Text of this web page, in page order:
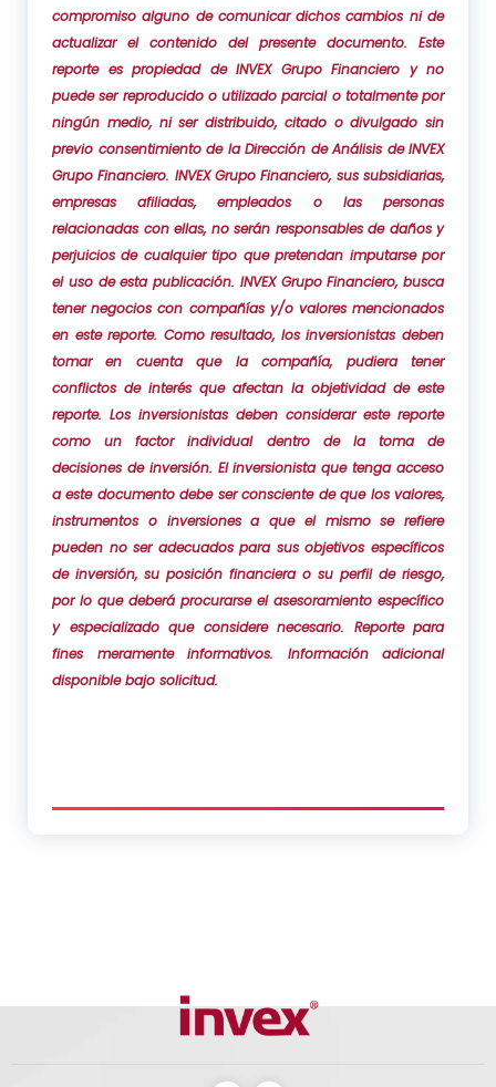
compromiso alguno de comunicar dichos cambios ni de
actualizar el contenido del presente documento. Este
reporte es propiedad de INVEX Grupo Financiero y no
puede ser reproducido o utilizado parcial o totalmente por
ningún medio, ni ser distribuido, citado o divulgado sin
previo consentimiento de la Dirección de Análisis de INVEX
Grupo Financiero. INVEX Grupo Financiero, sus subsidiarias,
empresas afiliadas, empleados o las personas
relacionadas con ellas, no serán responsables de daños y
perjuicios de cualquier tipo que pretendan imputarse por
el uso de esta publicación. INVEX Grupo Financiero, busca
tener negocios con compañías y/o valores mencionados
en este reporte. Como resultado, los inversionistas deben
tomar en cuenta que la compañía, pudiera tener
conflictos de interés que afectan la objetividad de este
reporte. Los inversionistas deben considerar este reporte
como un factor individual dentro de la toma de
decisiones de inversión. El inversionista que tenga acceso
a este documento debe ser consciente de que los valores,
instrumentos o inversiones a que el mismo se refiere
pueden no ser adecuados para sus objetivos específicos
de inversión, su posición financiera o su perfil de riesgo,
por lo que deberá procurarse el asesoramiento específico
y especializado que considere necesario. Reporte para
fines meramente informativos. Información adicional
disponible bajo solicitud.